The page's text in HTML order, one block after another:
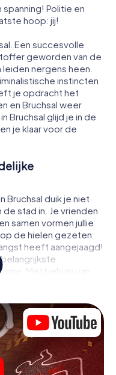
spanning! Politie en
hoop: jij!
Een succesvolle
geworden van de
nergens heen.
instincten
je opdracht het
en Bruchsal weer
Bruchsal glijd je in de
je klaar voor de
Bruchsal duik je niet
stad in. Je vrienden
samen vormen jullie
de hielen gezeten
heeft aangejaagd!
Met behulp van
naar
te maken
Op elke
kom je steeds dichter
tot een
je zelf de
frisse lucht en